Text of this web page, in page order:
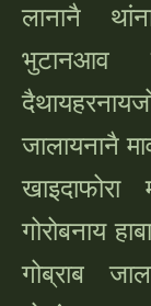
लानानै
भुटानआव
जालायनानै
गोरोबनाय
गोब्राब